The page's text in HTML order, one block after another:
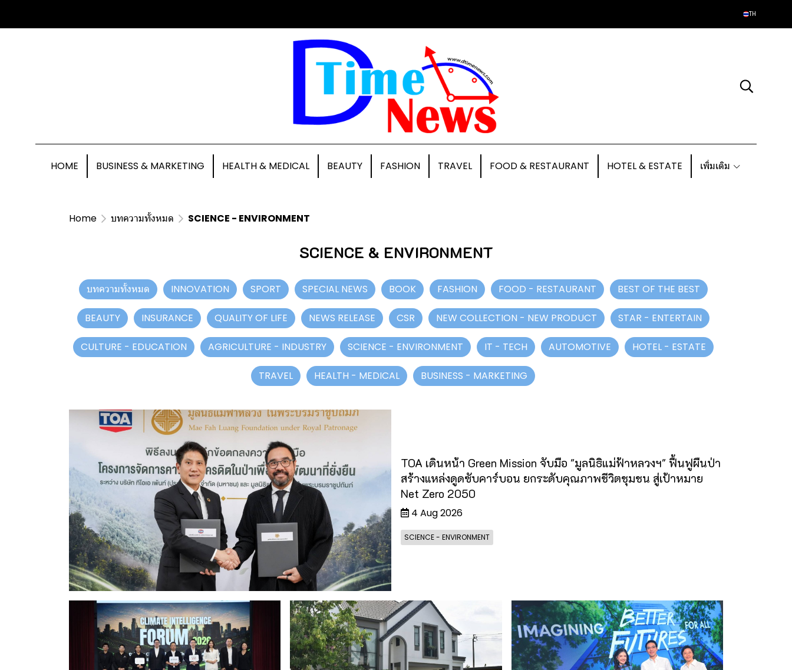
TH
HOME BUSINESS & MARKETING HEALTH & MEDICAL BEAUTY FASHION TRAVEL FOOD & RESTAURANT HOTEL & ESTATE เพิ่มเติม
Home บทความทั้งหมด SCIENCE - ENVIRONMENT
SCIENCE & ENVIRONMENT
บทความทั้งหมด INNOVATION SPORT SPECIAL NEWS BOOK FASHION FOOD - RESTAURANT BEST OF THE BEST
BEAUTY INSURANCE QUALITY OF LIFE NEWS RELEASE CSR NEW COLLECTION - NEW PRODUCT STAR - ENTERTAIN
CULTURE - EDUCATION AGRICULTURE - INDUSTRY SCIENCE - ENVIRONMENT IT - TECH AUTOMOTIVE HOTEL - ESTATE
TRAVEL HEALTH - MEDICAL BUSINESS - MARKETING
TOA เดินหน้า Green Mission จับมือ "มูลนิธิแม่ฟ้าหลวงฯ" ฟื้นฟูผืนป่า
สร้างแหล่งดูดซับคาร์บอน ยกระดับคุณภาพชีวิตชุมชน สู่เป้าหมาย
Net Zero 2050
4 Aug 2026
SCIENCE - ENVIRONMENT